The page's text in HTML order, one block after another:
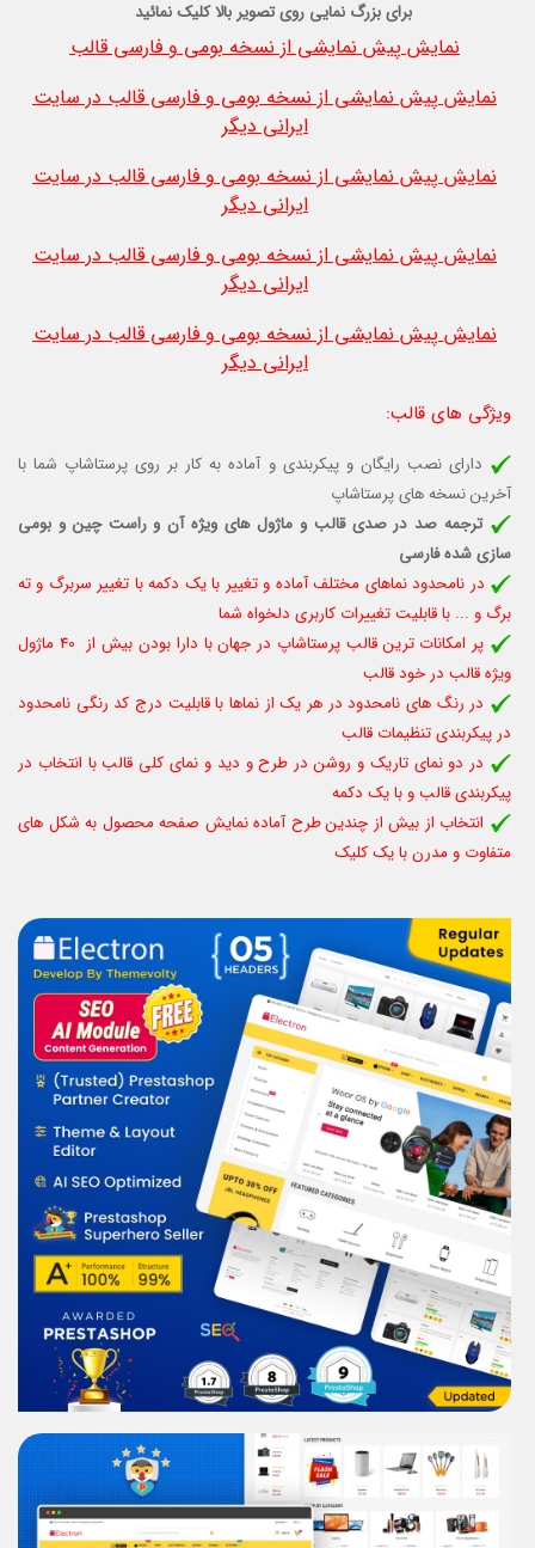
برای بزرگ نمایی روی تصویر بالا کلیک نمائید
نمایش پیش نمایشی از نسخه بومی و فارسی قالب
نمایش پیش نمایشی از نسخه بومی و فارسی قالب در سایت
ایرانی دیگر
نمایش پیش نمایشی از نسخه بومی و فارسی قالب در سایت
ایرانی دیگر
نمایش پیش نمایشی از نسخه بومی و فارسی قالب در سایت
ایرانی دیگر
نمایش پیش نمایشی از نسخه بومی و فارسی قالب در سایت
ایرانی دیگر
ویژگی های قالب:
دارای نصب رایگان و پیکربندی و آماده به کار بر روی پرستاشاپ شما با
آخرین نسخه های پرستاشاپ
ترجمه صد در صدی قالب و ماژول های ویژه آن و راست چین و بومی
سازی شده فارسی
در نامحدود نماهای مختلف آماده و تغییر با یک دکمه با تغییر سربرگ و ته
برگ و ... با قابلیت تغييرات كاربری دلخواه شما
پر امکانات ترین قالب پرستاشاپ در جهان با دارا بودن بیش از 40 ماژول
ویژه قالب در خود قالب
در رنگ های نامحدود در هر یک از نماها با قابلیت درج کد رنگی نامحدود
در پیکربندی تنظیمات قالب
در دو نمای تاریک و روشن در طرح و دید و نمای کلی قالب با انتخاب در
پیکربندی قالب و با یک دکمه
انتخاب از بیش از چندین طرح آماده نمایش صفحه محصول به شکل های
متفاوت و مدرن با یک کلیک